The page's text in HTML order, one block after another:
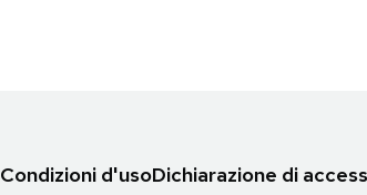
Condizioni d'usoDichiarazione di